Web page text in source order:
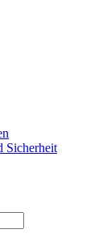
Sicherheit